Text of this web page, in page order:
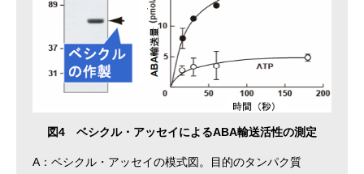
図4 ベシクル・アッセイによるABA輸送活性の測定
A：ベシクル・アッセイの模式図。目的のタンパク質